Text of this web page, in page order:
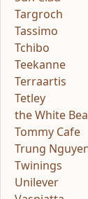
Targroch
Tassimo
Tchibo
Teekanne
Terraartis
Tetley
the White
Tommy Cafe
Trung
Twinings
Unilever